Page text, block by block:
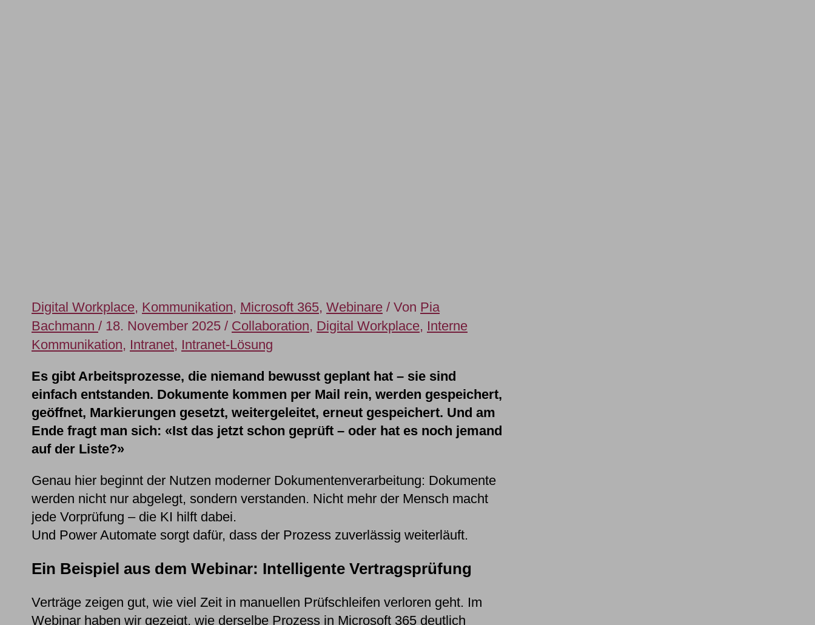
Digital Workplace, Kommunikation, Microsoft 365, Webinare / Von Pia
Bachmann / 18. November 2025 / Collaboration, Digital Workplace, Interne
Kommunikation, Intranet, Intranet-Lösung
Es gibt Arbeitsprozesse, die niemand bewusst geplant hat – sie sind
einfach entstanden. Dokumente kommen per Mail rein, werden gespeichert,
geöffnet, Markierungen gesetzt, weitergeleitet, erneut gespeichert. Und am
Ende fragt man sich: «Ist das jetzt schon geprüft – oder hat es noch jemand
auf der Liste?»
Genau hier beginnt der Nutzen moderner Dokumentenverarbeitung: Dokumente
werden nicht nur abgelegt, sondern verstanden. Nicht mehr der Mensch macht
jede Vorprüfung – die KI hilft dabei.
Und Power Automate sorgt dafür, dass der Prozess zuverlässig weiterläuft.
Ein Beispiel aus dem Webinar: Intelligente Vertragsprüfung
Verträge zeigen gut, wie viel Zeit in manuellen Prüfschleifen verloren geht. Im
Webinar haben wir gezeigt, wie derselbe Prozess in Microsoft 365 deutlich